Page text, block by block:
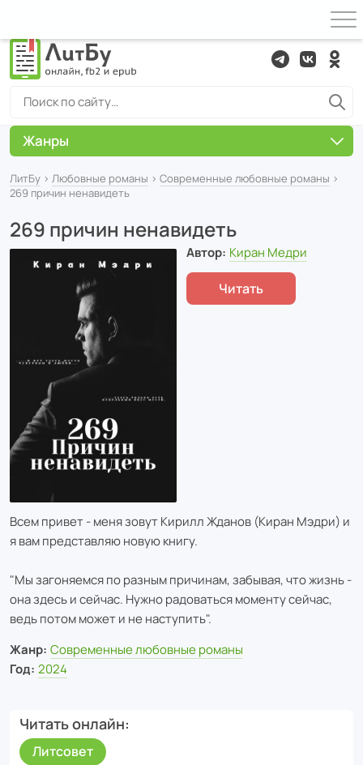
ЛитБу › Любовные романы › Современные любовные романы ›
269 причин ненавидеть
269 причин ненавидеть
Автор: Киран Медри
Читать
Всем привет - меня зовут Кирилл Жданов (Киран Мэдри) и
я вам представляю новую книгу.
"Мы загоняемся по разным причинам, забывая, что жизнь -
она здесь и сейчас. Нужно радоваться моменту сейчас,
ведь потом может и не наступить".
Жанр: Современные любовные романы
Год: 2024
Читать онлайн
Литсовет
Жанры